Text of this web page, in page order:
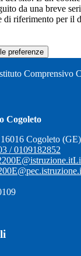
da una breve
di riferimento per il
preferenze
Comprensivo
Cogoleto
Cogoleto (GE)
/ 0109182852